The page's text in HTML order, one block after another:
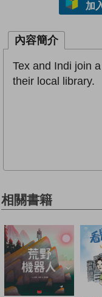
加
內容簡介
Tex and Indi join
their local library.
相關書籍